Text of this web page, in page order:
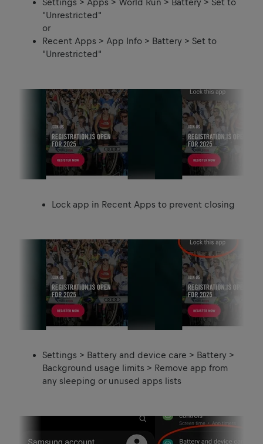
"Unrestricted"
or
Recent Apps > App Info > Battery > Set to
"Unrestricted"
Lock app in Recent Apps to prevent closing
Settings > Battery and device care > Battery >
Background usage limits > Remove app from
any sleeping or unused apps lists